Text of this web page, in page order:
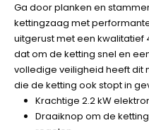
Ga door planken en
kettingzaag met
uitgerust met een kwalitatief
dat om de ketting snel en
volledige veiligheid heeft dit
die de ketting ook stopt in
Krachtige 2.2 kW
Draaiknop om de